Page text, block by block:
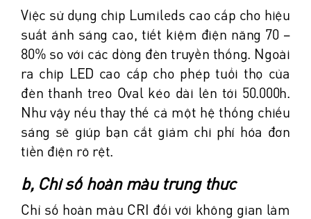
Việc sử dụng chip Lumileds cao cấp cho hiệu
suất ánh sáng cao, tiết kiệm điện năng 70 –
80% so với các dòng đèn truyền thống. Ngoài
ra chip LED cao cấp cho phép tuổi thọ của
đèn thanh treo Oval kéo dài lên tới 50.000h.
Như vậy nếu thay thế cả một hệ thống chiếu
sáng sẽ giúp bạn cắt giảm chi phí hóa đơn
tiền điện rõ rệt.
b, Chỉ số hoàn màu trung thực
Chỉ số hoàn màu CRI đối với không gian làm